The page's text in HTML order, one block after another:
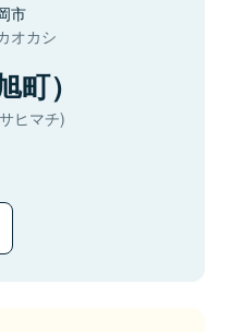
市
オカシ
町）
ヒマチ)